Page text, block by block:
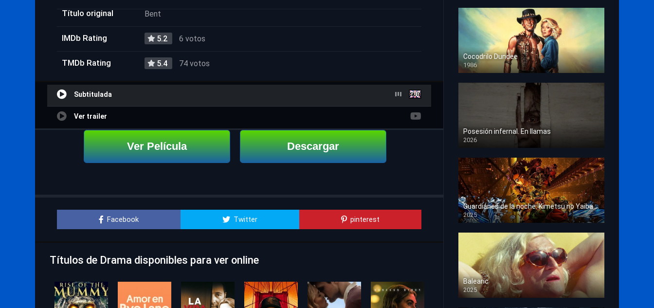
Título original Bent
IMDb Rating 5.2 6 votos
TMDb Rating 5.4 74 votos
Subtitulada
Ver trailer
Ver Película Descargar
Facebook Twitter pinterest
Títulos de Drama disponibles para ver online
Cocodrilo Dundee
1986
HD 1080p
Posesión infernal. En llamas
2026
HD 1080p
Guardianes de la noche: Kimetsu no Yaiba La fortaleza infinita
2025
HD 1080p
Balearic
2025
HD 1080p